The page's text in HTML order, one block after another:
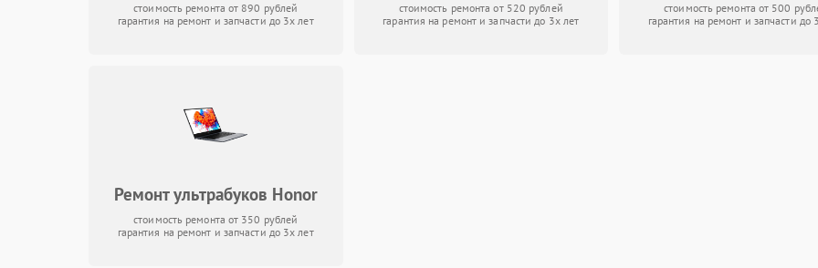
стоимость ремонта от 890 рублей
гарантия на ремонт и запчасти до 3х лет
стоимость ремонта от 520 рублей
гарантия на ремонт и запчасти до 3х лет
стоимость ремонта от 500
гарантия на ремонт и запчасти до
Ремонт ультрабуков Honor
стоимость ремонта от 350 рублей
гарантия на ремонт и запчасти до 3х лет